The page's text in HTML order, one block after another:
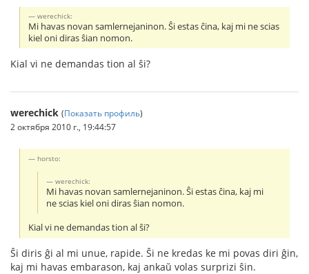
werechick:
Mi havas novan samlernejaninon. Ŝi estas ĉina, kaj mi ne scias
kiel oni diras ŝian nomon.
Kial vi ne demandas tion al ŝi?
werechick (Показать профиль)
2 октября 2010 г., 19:44:57
horsto:
werechick:
Mi havas novan samlernejaninon. Ŝi estas ĉina, kaj mi
ne scias kiel oni diras ŝian nomon.
Kial vi ne demandas tion al ŝi?
Ŝi diris ĝi al mi unue, rapide. Ŝi ne kredas ke mi povas diri ĝin,
kaj mi havas embarason, kaj ankaŭ volas surprizi ŝin.